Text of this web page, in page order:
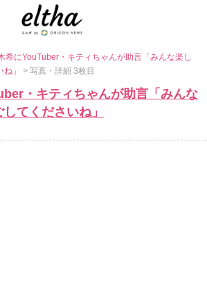
希にYouTuber・キティちゃんが助言「みんな楽し
ね」> 写真・詳細 3枚目
・キティちゃんが助言「みんな
てくださいね」